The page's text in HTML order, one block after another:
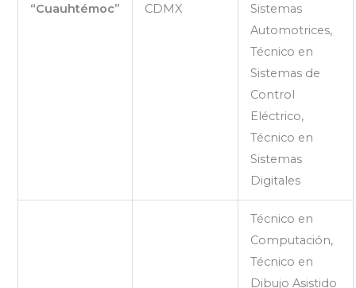
“Cuauhtémoc”
CDMX
Sistemas
Automotrices,
Técnico en
Sistemas de
Control
Eléctrico,
Técnico en
Sistemas
Digitales
Técnico en
Computación,
Técnico en
Dibujo Asistido